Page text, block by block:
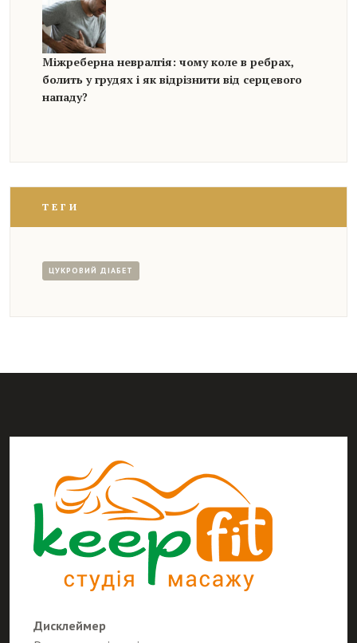
Міжреберна невралгія: чому коле в ребрах,
болить у грудях і як відрізнити від серцевого
нападу?
ТЕГИ
ЦУКРОВИЙ ДІАБЕТ
Дисклеймер